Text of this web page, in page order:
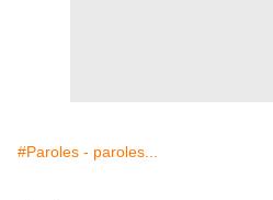
#Paroles - paroles...